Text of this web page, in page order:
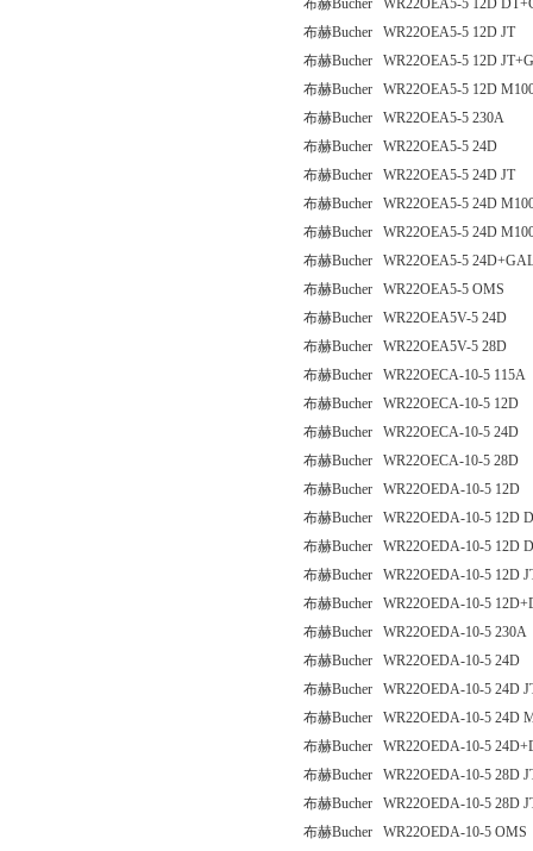
布赫Bucher WR22OEA5-5 12D
布赫Bucher WR22OEA5-5 12D JT
布赫Bucher WR22OEA5-5 12D
布赫Bucher WR22OEA5-5 12D
布赫Bucher WR22OEA5-5 230A
布赫Bucher WR22OEA5-5 24D
布赫Bucher WR22OEA5-5 24D JT
布赫Bucher WR22OEA5-5 24D
布赫Bucher WR22OEA5-5 24D
布赫Bucher WR22OEA5-5
布赫Bucher WR22OEA5-5 OMS
布赫Bucher WR22OEA5V-5 24D
布赫Bucher WR22OEA5V-5 28D
布赫Bucher WR22OECA-10-5 115A
布赫Bucher WR22OECA-10-5 12D
布赫Bucher WR22OECA-10-5 24D
布赫Bucher WR22OECA-10-5 28D
布赫Bucher WR22OEDA-10-5 12D
布赫Bucher WR22OEDA-10-5 12D
布赫Bucher WR22OEDA-10-5 12D
布赫Bucher WR22OEDA-10-5 12D
布赫Bucher WR22OEDA-10-5
布赫Bucher WR22OEDA-10-5 230A
布赫Bucher WR22OEDA-10-5 24D
布赫Bucher WR22OEDA-10-5 24D
布赫Bucher WR22OEDA-10-5 24D
布赫Bucher WR22OEDA-10-5
布赫Bucher WR22OEDA-10-5 28D
布赫Bucher WR22OEDA-10-5 28D
布赫Bucher WR22OEDA-10-5 OMS